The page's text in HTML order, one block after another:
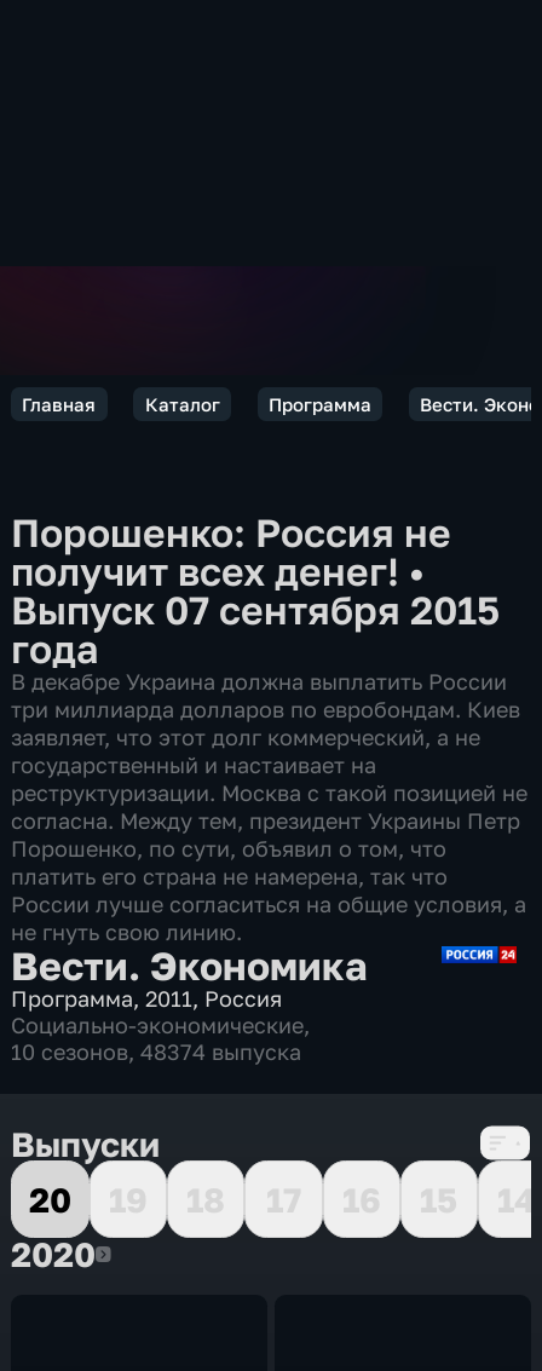
Главная Каталог Программа Вести.
Порошенко: Россия не
получит всех денег! •
Выпуск 07 сентября 2015
года
В декабре Украина должна выплатить России
три миллиарда долларов по евробондам. Киев
заявляет, что этот долг коммерческий, а не
государственный и настаивает на
реструктуризации. Москва с такой позицией не
согласна. Между тем, президент Украины Петр
Порошенко, по сути, объявил о том, что
платить его страна не намерена, так что
России лучше согласиться на общие условия, а
не гнуть свою линию.
Вести. Экономика
Программа,2011, Россия
Социально-экономические,
10 сезонов, 48374 выпуска
Выпуски
20
19 18 17 16 15
14
20202020